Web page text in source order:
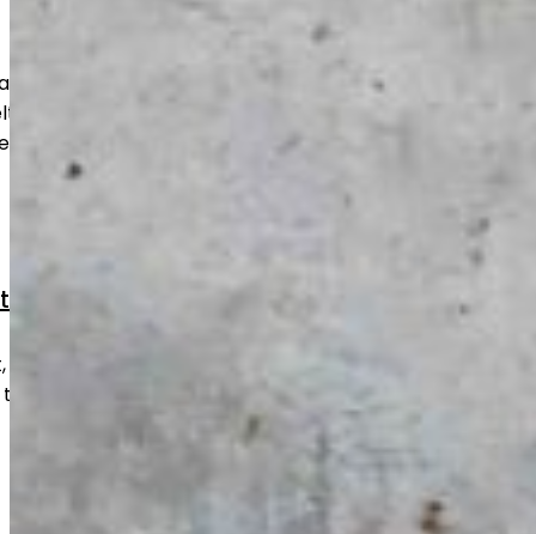
betonipinnan tasaiseksi ja
niin uusille kuin vanhoille lattioille
käyttöön.
ja vauriot nopeasti ja
turvalliseen ja toimivaan